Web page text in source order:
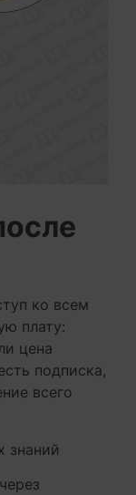
ко всем
плату:
цена
подписка,
всего
знаний